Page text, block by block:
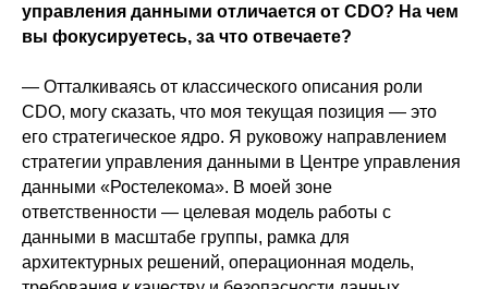
управления данными отличается от CDO? На чем
вы фокусируетесь, за что отвечаете?
— Отталкиваясь от классического описания роли
CDO, могу сказать, что моя текущая позиция — это
его стратегическое ядро. Я руковожу направлением
стратегии управления данными в Центре управления
данными «Ростелекома». В моей зоне
ответственности — целевая модель работы с
данными в масштабе группы, рамка для
архитектурных решений, операционная модель,